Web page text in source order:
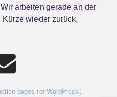
arbeiten gerade an der
wieder zurück.
pages for WordPress.